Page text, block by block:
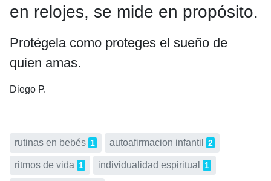
en relojes, se mide en propósito.
Protégela como proteges el sueño de
quien amas.
Diego P.
rutinas en bebés 1 autoafirmacion infantil 2
ritmos de vida 1 individualidad espiritual 1